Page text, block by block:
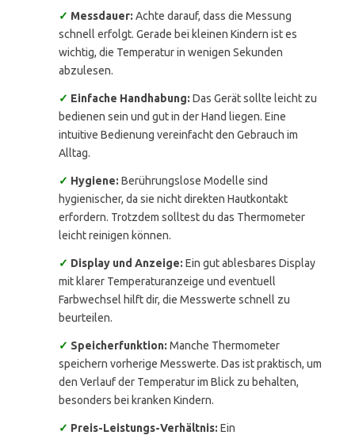
✓ Messdauer: Achte darauf, dass die Messung
schnell erfolgt. Gerade bei kleinen Kindern ist es
wichtig, die Temperatur in wenigen Sekunden
abzulesen.
✓ Einfache Handhabung: Das Gerät sollte leicht zu
bedienen sein und gut in der Hand liegen. Eine
intuitive Bedienung vereinfacht den Gebrauch im
Alltag.
✓ Hygiene: Berührungslose Modelle sind
hygienischer, da sie nicht direkten Hautkontakt
erfordern. Trotzdem solltest du das Thermometer
leicht reinigen können.
✓ Display und Anzeige: Ein gut ablesbares Display
mit klarer Temperaturanzeige und eventuell
Farbwechsel hilft dir, die Messwerte schnell zu
beurteilen.
✓ Speicherfunktion: Manche Thermometer
speichern vorherige Messwerte. Das ist praktisch, um
den Verlauf der Temperatur im Blick zu behalten,
besonders bei kranken Kindern.
✓ Preis-Leistungs-Verhältnis: Ein